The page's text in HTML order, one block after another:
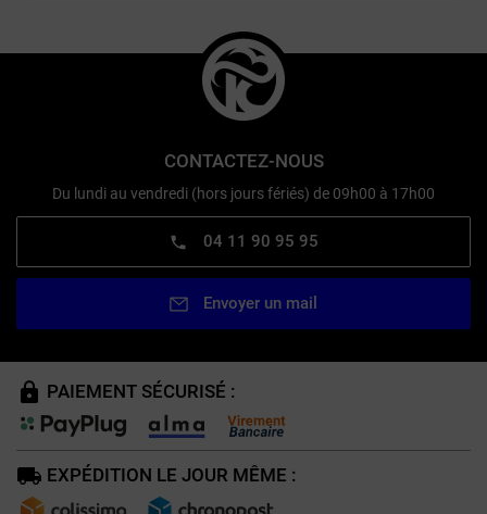
CONTACTEZ-NOUS
Du lundi au vendredi (hors jours fériés) de 09h00 à 17h00
04 11 90 95 95
Envoyer un mail
PAIEMENT SÉCURISÉ :
EXPÉDITION LE JOUR MÊME :